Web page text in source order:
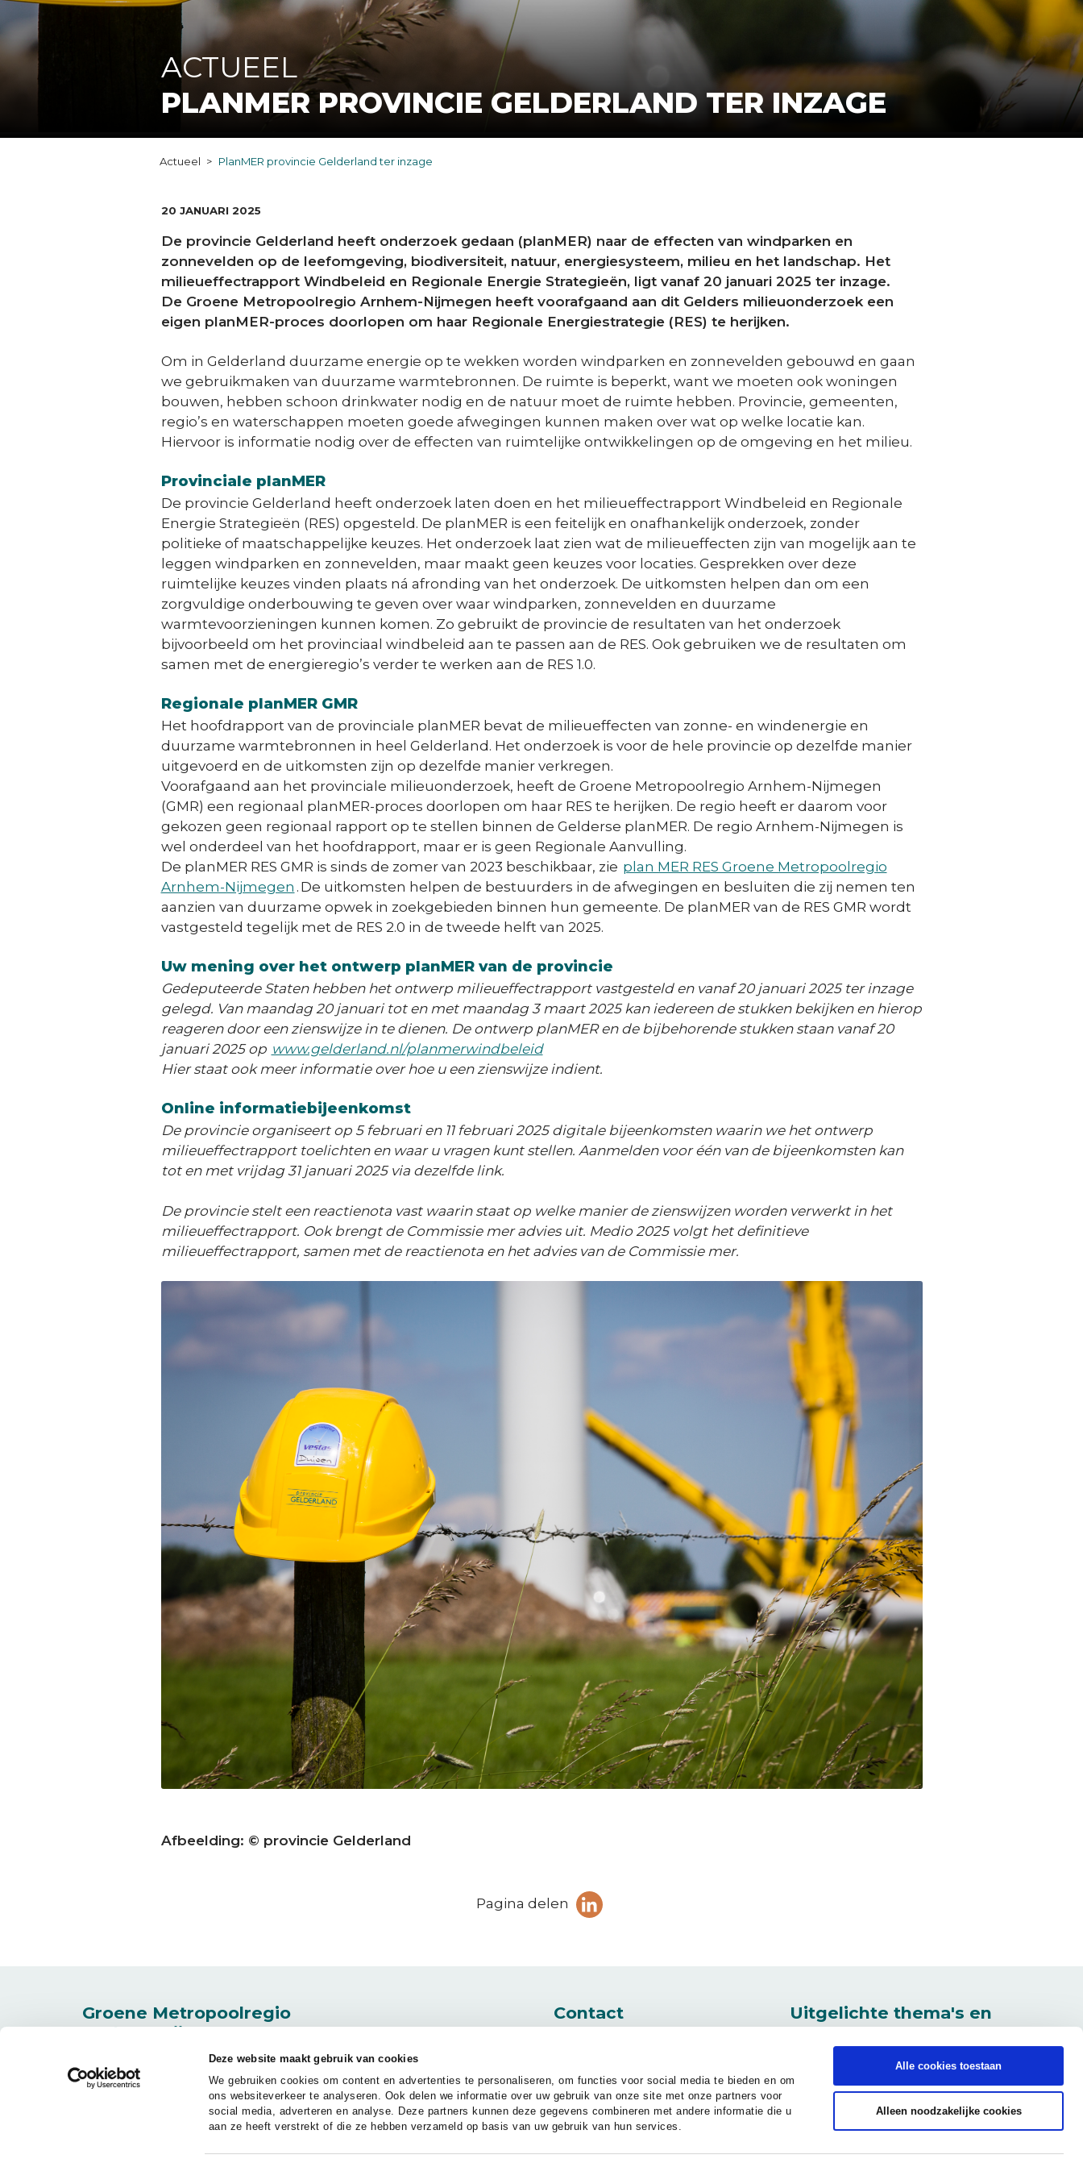
Deze website maakt gebruik van cookies
We gebruiken cookies om content en advertenties te personaliseren, om functies voor social media te bieden en om
ons websiteverkeer te analyseren. Ook delen we informatie over uw gebruik van onze site met onze partners voor
social media, adverteren en analyse. Deze partners kunnen deze gegevens combineren met andere informatie die u
aan ze heeft verstrekt of die ze hebben verzameld op basis van uw gebruik van hun services.
Alle cookies toestaan
Alleen noodzakelijke cookies
ACTUEEL
PLANMER PROVINCIE GELDERLAND TER INZAGE
Actueel PlanMER provincie Gelderland ter inzage
DATUM:
20 JANUARI 2025
De provincie Gelderland heeft onderzoek gedaan (planMER) naar de effecten van windparken en
zonnevelden op de leefomgeving, biodiversiteit, natuur, energiesysteem, milieu en het landschap. Het
milieueffectrapport Windbeleid en Regionale Energie Strategieën, ligt vanaf 20 januari 2025 ter inzage.
De Groene Metropoolregio Arnhem-Nijmegen heeft voorafgaand aan dit Gelders milieuonderzoek een
eigen planMER-proces doorlopen om haar Regionale Energiestrategie (RES) te herijken.
Om in Gelderland duurzame energie op te wekken worden windparken en zonnevelden gebouwd en gaan
we gebruikmaken van duurzame warmtebronnen. De ruimte is beperkt, want we moeten ook woningen
bouwen, hebben schoon drinkwater nodig en de natuur moet de ruimte hebben. Provincie, gemeenten,
regio’s en waterschappen moeten goede afwegingen kunnen maken over wat op welke locatie kan.
Hiervoor is informatie nodig over de effecten van ruimtelijke ontwikkelingen op de omgeving en het milieu.
Provinciale planMER
De provincie Gelderland heeft onderzoek laten doen en het milieueffectrapport Windbeleid en Regionale
Energie Strategieën (RES) opgesteld. De planMER is een feitelijk en onafhankelijk onderzoek, zonder
politieke of maatschappelijke keuzes. Het onderzoek laat zien wat de milieueffecten zijn van mogelijk aan te
leggen windparken en zonnevelden, maar maakt geen keuzes voor locaties. Gesprekken over deze
ruimtelijke keuzes vinden plaats ná afronding van het onderzoek. De uitkomsten helpen dan om een
zorgvuldige onderbouwing te geven over waar windparken, zonnevelden en duurzame
warmtevoorzieningen kunnen komen. Zo gebruikt de provincie de resultaten van het onderzoek
bijvoorbeeld om het provinciaal windbeleid aan te passen aan de RES. Ook gebruiken we de resultaten om
samen met de energieregio’s verder te werken aan de RES 1.0.
Regionale planMER GMR
Het hoofdrapport van de provinciale planMER bevat de milieueffecten van zonne- en windenergie en
duurzame warmtebronnen in heel Gelderland. Het onderzoek is voor de hele provincie op dezelfde manier
uitgevoerd en de uitkomsten zijn op dezelfde manier verkregen.
Voorafgaand aan het provinciale milieuonderzoek, heeft de Groene Metropoolregio Arnhem-Nijmegen
(GMR) een regionaal planMER-proces doorlopen om haar RES te herijken. De regio heeft er daarom voor
gekozen geen regionaal rapport op te stellen binnen de Gelderse planMER. De regio Arnhem-Nijmegen is
wel onderdeel van het hoofdrapport, maar er is geen Regionale Aanvulling.
De planMER RES GMR is sinds de zomer van 2023 beschikbaar, zie plan MER RES Groene Metropoolregio
Arnhem-Nijmegen . De uitkomsten helpen de bestuurders in de afwegingen en besluiten die zij nemen ten
aanzien van duurzame opwek in zoekgebieden binnen hun gemeente. De planMER van de RES GMR wordt
vastgesteld tegelijk met de RES 2.0 in de tweede helft van 2025.
Uw mening over het ontwerp planMER van de provincie
Gedeputeerde Staten hebben het ontwerp milieueffectrapport vastgesteld en vanaf 20 januari 2025 ter inzage
gelegd. Van maandag 20 januari tot en met maandag 3 maart 2025 kan iedereen de stukken bekijken en hierop
reageren door een zienswijze in te dienen. De ontwerp planMER en de bijbehorende stukken staan vanaf 20
januari 2025 op www.gelderland.nl/planmerwindbeleid
Hier staat ook meer informatie over hoe u een zienswijze indient.
Online informatiebijeenkomst
De provincie organiseert op 5 februari en 11 februari 2025 digitale bijeenkomsten waarin we het ontwerp
milieueffectrapport toelichten en waar u vragen kunt stellen. Aanmelden voor één van de bijeenkomsten kan
tot en met vrijdag 31 januari 2025 via dezelfde link.
De provincie stelt een reactienota vast waarin staat op welke manier de zienswijzen worden verwerkt in het
milieueffectrapport. Ook brengt de Commissie mer advies uit. Medio 2025 volgt het definitieve
milieueffectrapport, samen met de reactienota en het advies van de Commissie mer.
Afbeelding: © provincie Gelderland
Pagina delen
pagina
Groene Metropoolregio
Arnhem-Nijmegen
ons(Opent in een nieuw venster)
ons
(Opent in een nieuw venster)
Cookies Colofon
Sitemap
Contact
Bereikbaarheid
info@gmr.nl
Uitgelichte thema's en
vacatures
Regioagendacommissie
Slim & Schoon Onderweg
Regionale Energiestrategie
Werken bij de GMR